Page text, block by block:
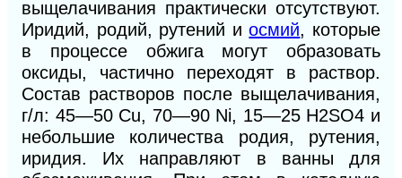
выщелачивания практически отсутствуют.
Иридий, родий, рутений иосмий, которые
в процессе обжига могут образовать
оксиды, частично переходят в раствор.
Состав растворов после выщелачивания,
г/л: 45—50 Сu, 70—90 Ni, 15—25 H2SO4 и
небольшие количества родия, рутения,
иридия. Их направляют в ванны для